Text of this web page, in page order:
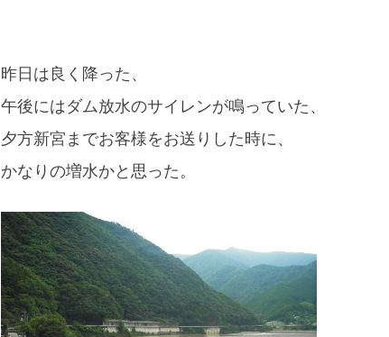
昨日は良く降った、
午後にはダム放水のサイレンが鳴っていた、
夕方新宮までお客様をお送りした時に、
かなりの増水かと思った。